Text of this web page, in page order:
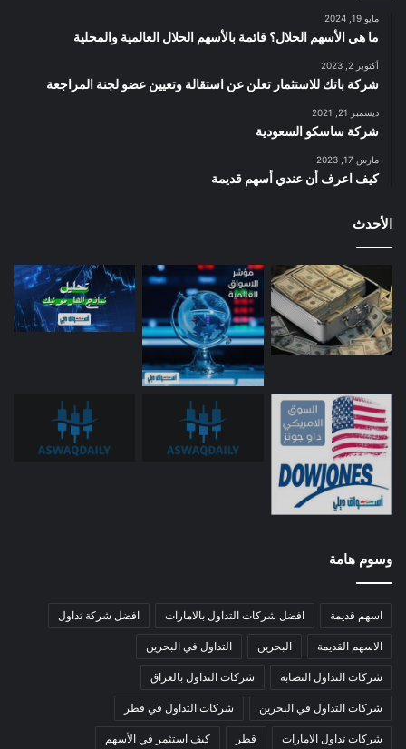
مايو 19, 2024
ما هي الأسهم الحلال؟ قائمة بالأسهم الحلال العالمية والمحلية
أكتوبر 2, 2023
شركة باتك للاستثمار تعلن عن استقالة وتعيين عضو لجنة المراجعة
ديسمبر 21, 2021
شركة ساسكو السعودية
مارس 17, 2023
كيف اعرف أن عندي أسهم قديمة
الأحدث
وسوم هامة
اسهم قديمة افضل شركات التداول بالامارات افضل شركة تداول
الاسهم القديمة البحرين التداول في البحرين
شركات التداول النصابة شركات التداول بالعراق
شركات التداول في البحرين شركات التداول في قطر
شركات تداول الامارات قطر كيف استثمر في الأسهم